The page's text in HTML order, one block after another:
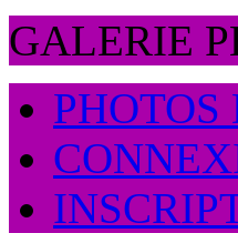
GALERIE
PHOTOS